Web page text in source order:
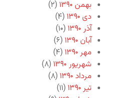
بهمن ۱۳۹۰
(۲)
دی ۱۳۹۰
(۴)
آذر ۱۳۹۰
(۱۰)
آبان ۱۳۹۰
(۶)
مهر ۱۳۹۰
(۴)
شهریور ۱۳۹۰
(۸)
مرداد ۱۳۹۰
(۸)
تیر ۱۳۹۰
(۱۱)